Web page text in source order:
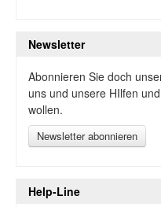
Newsletter
Abonnieren Sie doch
uns und unsere HIlfen
wollen.
Newsletter abonnieren
Help-Line